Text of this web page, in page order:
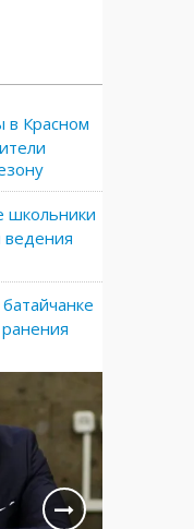
в Красном
школьники
ведения